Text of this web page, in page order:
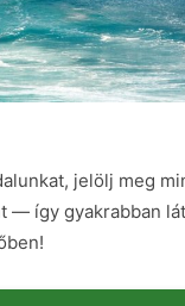
jelölj meg
— így gyakrabban